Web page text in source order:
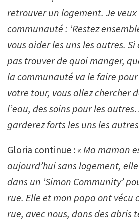
retrouver un logement. Je
communauté : ‘Restez
vous aider les uns les autres.
pas trouver de quoi manger,
la communauté va le faire
votre tour, vous allez chercher
l’eau, des soins pour les
garderez forts les uns les
Gloria continue : « Ma maman
aujourd’hui sans logement,
dans un ‘Simon Community’
rue. Elle et mon papa ont vécu
rue, avec nous, dans des abris